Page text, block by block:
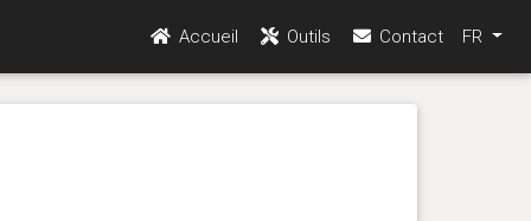
Accueil Outils Contact FR